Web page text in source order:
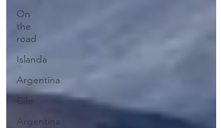
On
the
road
Islanda
Argentina
Cile
Argentina